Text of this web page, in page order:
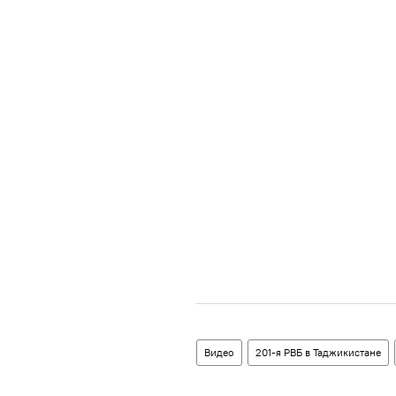
Видео 201-я РВБ в Таджикистане